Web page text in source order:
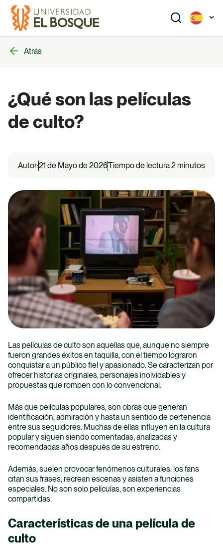
Pasar
contenido
principal
Pregrado
futuro. Explora nuestras opciones de pregrado.
Posgrado
Avanza en tu carrera con nuestros programas de
posgrado, diseñados para especializarte y
potenciar tu conocimiento.
Educación Continua
Cursos y diplomados que te permiten actualizarte y
expandir tus habilidades a lo largo de tu vida
profesional.
El Bosque Digital
El Bosque Digital te conecta con las herramientas y
recursos esenciales para tu vida académica
Ver más
Atrás
¿Qué son las películas
de culto?
Autor:21 de Mayo de 2026Tiempo de lectura 2 minutos
Las películas de culto son aquellas que, aunque no siempre
fueron grandes éxitos en taquilla, con el tiempo lograron
conquistar a un público fiel y apasionado. Se caracterizan por
ofrecer historias originales, personajes inolvidables y
propuestas que rompen con lo convencional.
Más que películas populares, son obras que generan
identificación, admiración y hasta un sentido de pertenencia
entre sus seguidores. Muchas de ellas influyen en la cultura
popular y siguen siendo comentadas, analizadas y
recomendadas años después de su estreno.
Además, suelen provocar fenómenos culturales: los fans
citan sus frases, recrean escenas y asisten a funciones
especiales. No son solo películas, son experiencias
compartidas.
Características de una película de
culto